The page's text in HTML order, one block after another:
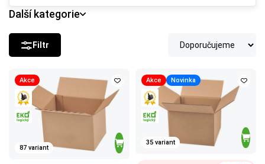
Další kategorie
Filtr
Akce
87 variant
Akce Novinka
35 variant